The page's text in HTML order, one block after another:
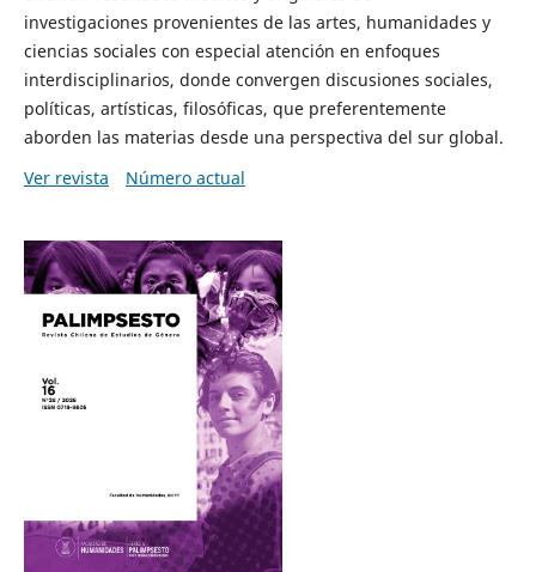
investigaciones provenientes de las artes, humanidades y
ciencias sociales con especial atención en enfoques
interdisciplinarios, donde convergen discusiones sociales,
políticas, artísticas, filosóficas, que preferentemente
aborden las materias desde una perspectiva del sur global.
Ver revista
Número actual